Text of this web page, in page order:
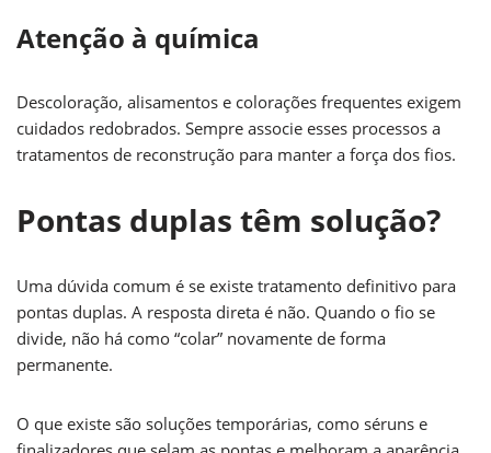
Atenção à química
Descoloração, alisamentos e colorações frequentes exigem
cuidados redobrados. Sempre associe esses processos a
tratamentos de reconstrução para manter a força dos fios.
Pontas duplas têm solução?
Uma dúvida comum é se existe tratamento definitivo para
pontas duplas. A resposta direta é não. Quando o fio se
divide, não há como “colar” novamente de forma
permanente.
O que existe são soluções temporárias, como séruns e